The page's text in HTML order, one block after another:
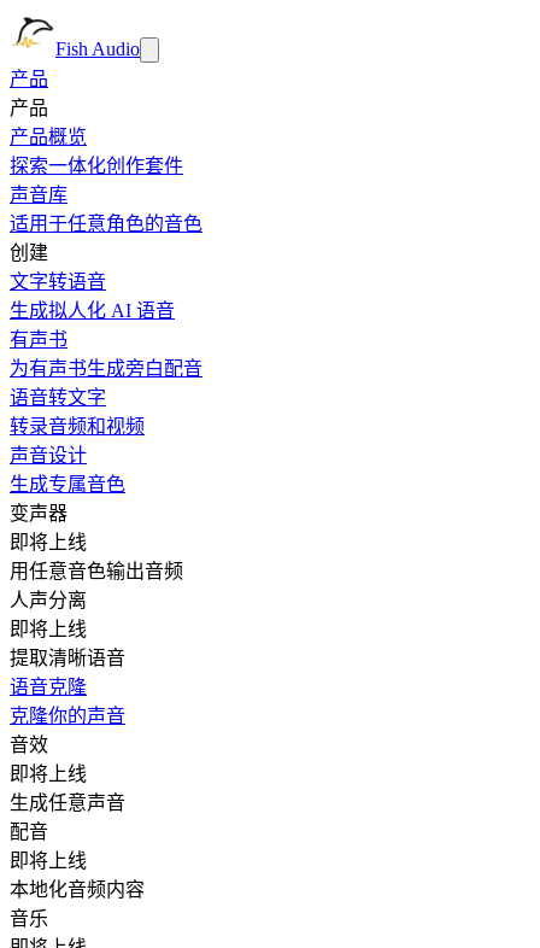
Fish Audio
产品
产品
产品概览
探索一体化创作套件
声音库
适用于任意角色的音色
创建
文字转语音
生成拟人化 AI 语音
有声书
为有声书生成旁白配音
语音转文字
转录音频和视频
声音设计
生成专属音色
变声器
即将上线
用任意音色输出音频
人声分离
即将上线
提取清晰语音
语音克隆
克隆你的声音
音效
即将上线
生成任意声音
配音
即将上线
本地化音频内容
音乐